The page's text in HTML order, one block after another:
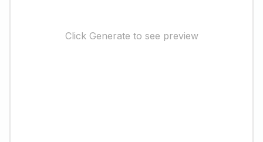
Click Generate to see preview